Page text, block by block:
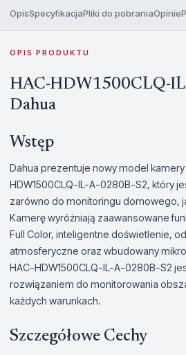
OpisSpecyfikacjaPliki do pobraniaOpinie
OPIS PRODUKTU
HAC-HDW1500CLQ-
Dahua
Wstęp
Dahua prezentuje nowy model
HDW1500CLQ-IL-A-0280B-S2, który
zarówno do monitoringu domowego,
Kamerę wyróżniają zaawansowane
Full Color, inteligentne doświetlenie,
atmosferyczne oraz wbudowany
HAC-HDW1500CLQ-IL-A-0280B-S2
rozwiązaniem do monitorowania
każdych warunkach.
Szczegółowe Cechy